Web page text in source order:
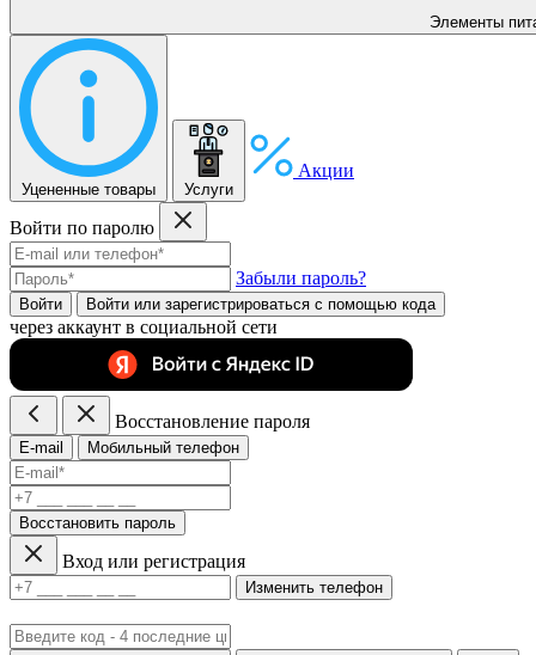
Элементы
Уцененные товары Услуги
Акции
Войти по паролю
Забыли пароль?
Войти Войти или зарегистрироватьcя с помощью кода
через аккаунт в социальной сети
Восстановление пароля
E-mail Мобильный телефон
Восстановить пароль
Вход или регистрация
Изменить телефон